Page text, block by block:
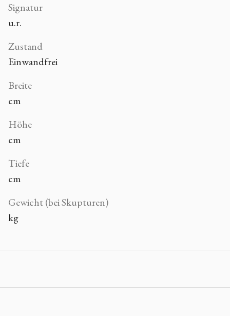
Signatur
u.r.
Zustand
Einwandfrei
Breite
cm
Höhe
cm
Tiefe
cm
Gewicht (bei Skupturen)
kg